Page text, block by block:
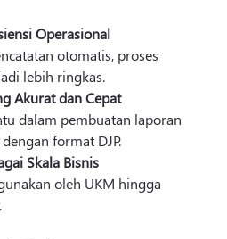
Operasional
otomatis, proses
lebih ringkas.
Akurat dan Cepat
dalam pembuatan laporan
format DJP.
Skala Bisnis
oleh UKM hingga